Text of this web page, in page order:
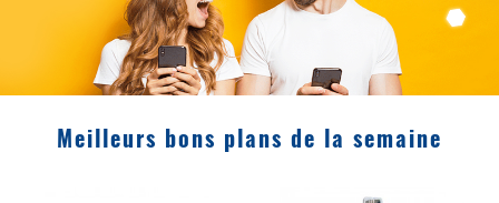
Meilleurs bons plans de la semaine